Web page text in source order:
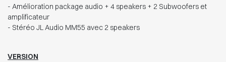
- Amélioration package audio + 4 speakers + 2 Subwoofers et
amplificateur
- Stéréo JL Audio MM55 avec 2 speakers
VERSION